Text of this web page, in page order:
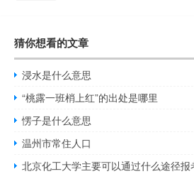
猜你想看的文章
浸水是什么意思
“桃露一班梢上红”的出处是哪里
愣子是什么意思
温州市常住人口
北京化工大学主要可以通过什么途径报